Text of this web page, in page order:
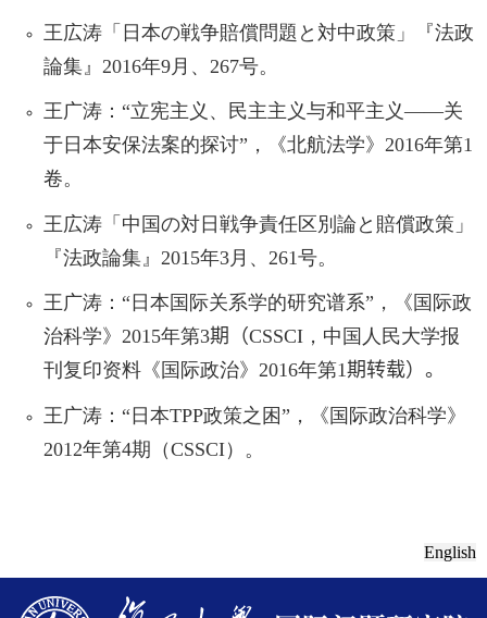
王広涛「日本の戦争賠償問題と対中政策」『法政
論集』 2016年9 月、 267号。
王广涛：“立宪主义、民主主义与和平主义——关
于日本安保法案的探讨”，《北航法学》 2016年第1
卷。
王広涛「中国の対日戦争責任区別論と賠償政策」
『法政論集』 2015年3 月、 261号。
王广涛：“日本国际关系学的研究谱系”，《国际政
治科学》 2015年第3期 （CSSCI ，中国人民大学报
刊复印资料《国际政治》 2016年第1期转载） 。
王广涛：“日本TPP政策之困”，《国际政治科学》
2012年第4期（CSSCI）。
English